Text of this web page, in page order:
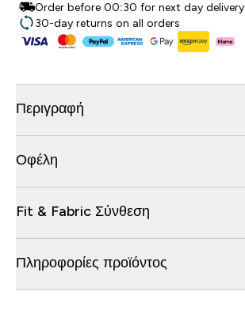
Order before 00:30 for next day delivery
30-day returns on all orders
Περιγραφή
Οφέλη
Fit & Fabric Σύνθεση
Πληροφορίες προϊόντος